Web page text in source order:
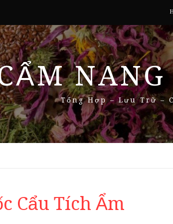
Tổng Hợp – Lưu Trữ –
Cẩu Tích Ẩm